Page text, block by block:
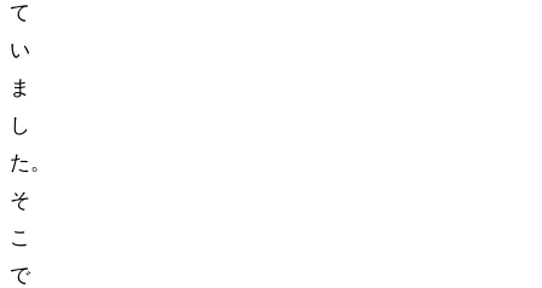
て
い
ま
し
た。
そ
こ
で